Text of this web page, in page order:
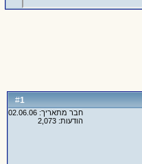
#
1
חבר מתאריך: 02.06.06
הודעות: 2,073